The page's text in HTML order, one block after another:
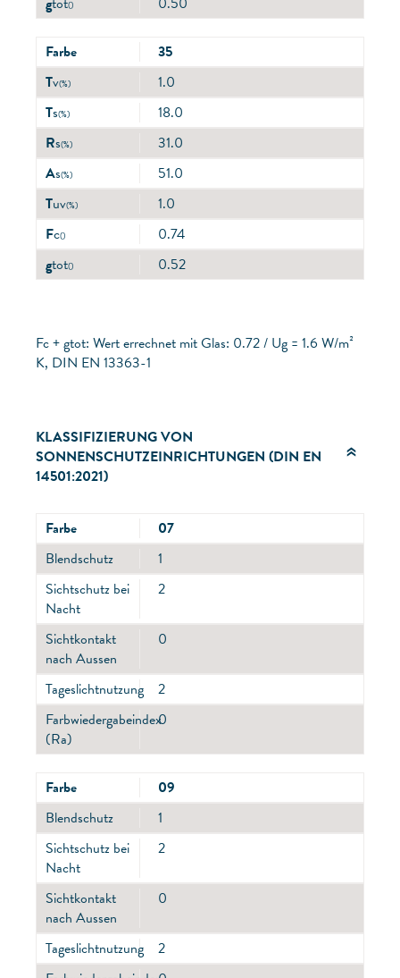
()
Farbe
35
Tv(%)
1.0
Ts(%)
18.0
Rs(%)
31.0
As(%)
51.0
Tuv(%)
1.0
Fc()
0.74
gtot() 0.52
Fc + gtot: Wert errechnet mit Glas: 0.72 / Ug = 1.6 W/m²
K, DIN EN 13363-1
KLASSIFIZIERUNG VON
SONNENSCHUTZEINRICHTUNGEN (DIN EN
14501:2021)
Farbe
07
Blendschutz
1
Sichtschutz bei
Nacht
2
Sichtkontakt
nach Aussen
0
Tageslichtnutzung
2
Farbwiedergabeindex
(Ra)
0
Farbe
09
Blendschutz
1
Sichtschutz bei
Nacht
2
Sichtkontakt
nach Aussen
0
Tageslichtnutzung
2